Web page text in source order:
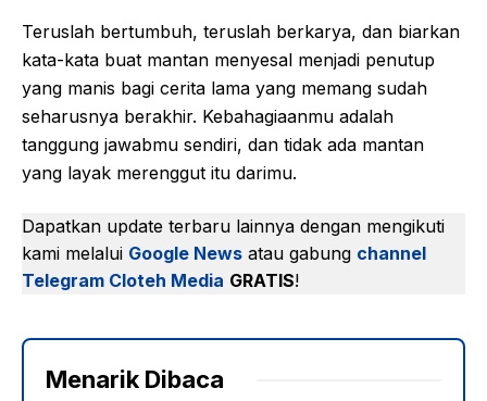
Teruslah bertumbuh, teruslah berkarya, dan biarkan
kata-kata buat mantan menyesal menjadi penutup
yang manis bagi cerita lama yang memang sudah
seharusnya berakhir. Kebahagiaanmu adalah
tanggung jawabmu sendiri, dan tidak ada mantan
yang layak merenggut itu darimu.
Dapatkan update terbaru lainnya dengan mengikuti
kami melalui Google News atau gabung channel
Telegram Cloteh Media GRATIS!
Menarik Dibaca